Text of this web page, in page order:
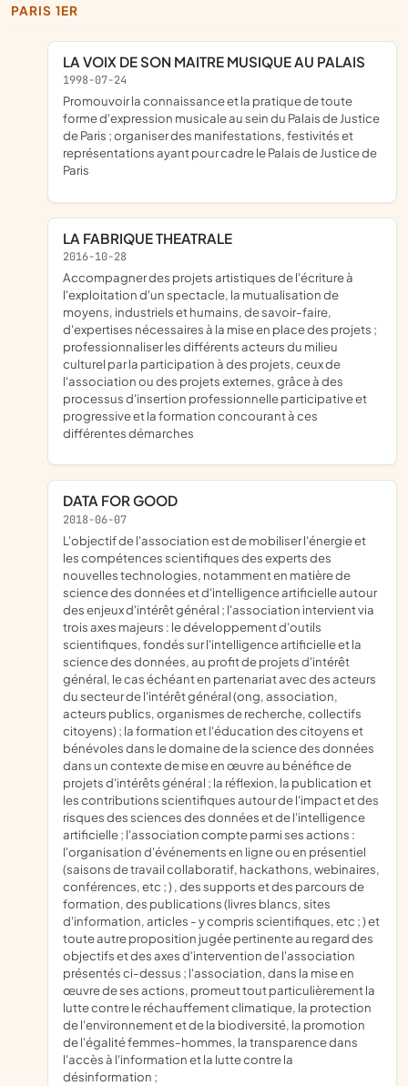
PARIS 1ER
LA VOIX DE SON MAITRE MUSIQUE AU PALAIS
1998-07-24
promouvoir la connaissance et la pratique de toute
forme d'expression musicale au sein du Palais de Justice
de Paris ; organiser des manifestations, festivités et
représentations ayant pour cadre le Palais de Justice de
Paris
LA FABRIQUE THEATRALE
2016-10-28
accompagner des projets artistiques de l'écriture à
l'exploitation d'un spectacle, la mutualisation de
moyens, industriels et humains, de savoir-faire,
d'expertises nécessaires à la mise en place des projets ;
professionnaliser les différents acteurs du milieu
culturel par la participation à des projets, ceux de
l'association ou des projets externes, grâce à des
processus d'insertion professionnelle participative et
progressive et la formation concourant à ces
différentes démarches
DATA FOR GOOD
2018-06-07
l'objectif de l'association est de mobiliser l'énergie et
les compétences scientifiques des experts des
nouvelles technologies, notamment en matière de
science des données et d'intelligence artificielle autour
des enjeux d'intérêt général ; l'association intervient via
trois axes majeurs : le développement d'outils
scientifiques, fondés sur l'intelligence artificielle et la
science des données, au profit de projets d'intérêt
général, le cas échéant en partenariat avec des acteurs
du secteur de l'intérêt général (ong, association,
acteurs publics, organismes de recherche, collectifs
citoyens) ; la formation et l'éducation des citoyens et
bénévoles dans le domaine de la science des données
dans un contexte de mise en œuvre au bénéfice de
projets d'intérêts général ; la réflexion, la publication et
les contributions scientifiques autour de l'impact et des
risques des sciences des données et de l'intelligence
artificielle ; l'association compte parmi ses actions :
l'organisation d'événements en ligne ou en présentiel
(saisons de travail collaboratif, hackathons, webinaires,
conférences, etc ; ) , des supports et des parcours de
formation, des publications (livres blancs, sites
d'information, articles - y compris scientifiques, etc ; ) et
toute autre proposition jugée pertinente au regard des
objectifs et des axes d'intervention de l'association
présentés ci-dessus ; l'association, dans la mise en
œuvre de ses actions, promeut tout particulièrement la
lutte contre le réchauffement climatique, la protection
de l'environnement et de la biodiversité, la promotion
de l'égalité femmes-hommes, la transparence dans
l'accès à l'information et la lutte contre la
désinformation ;